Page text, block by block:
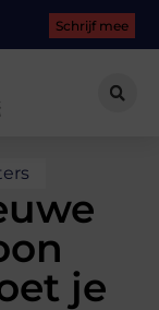
Schrijf mee
je